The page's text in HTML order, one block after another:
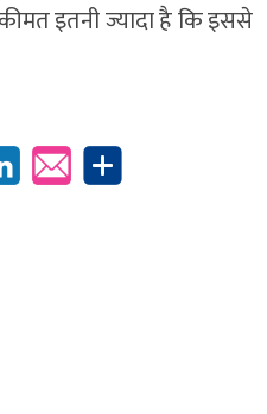
इतनी ज्यादा है कि इससे